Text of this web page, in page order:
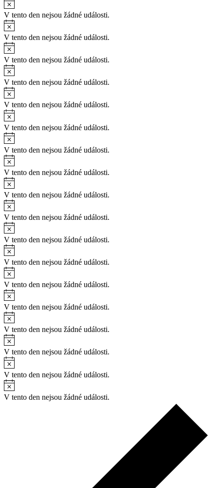
V tento den nejsou žádné události.
V tento den nejsou žádné události.
V tento den nejsou žádné události.
V tento den nejsou žádné události.
V tento den nejsou žádné události.
V tento den nejsou žádné události.
V tento den nejsou žádné události.
V tento den nejsou žádné události.
V tento den nejsou žádné události.
V tento den nejsou žádné události.
V tento den nejsou žádné události.
V tento den nejsou žádné události.
V tento den nejsou žádné události.
V tento den nejsou žádné události.
V tento den nejsou žádné události.
V tento den nejsou žádné události.
V tento den nejsou žádné události.
V tento den nejsou žádné události.